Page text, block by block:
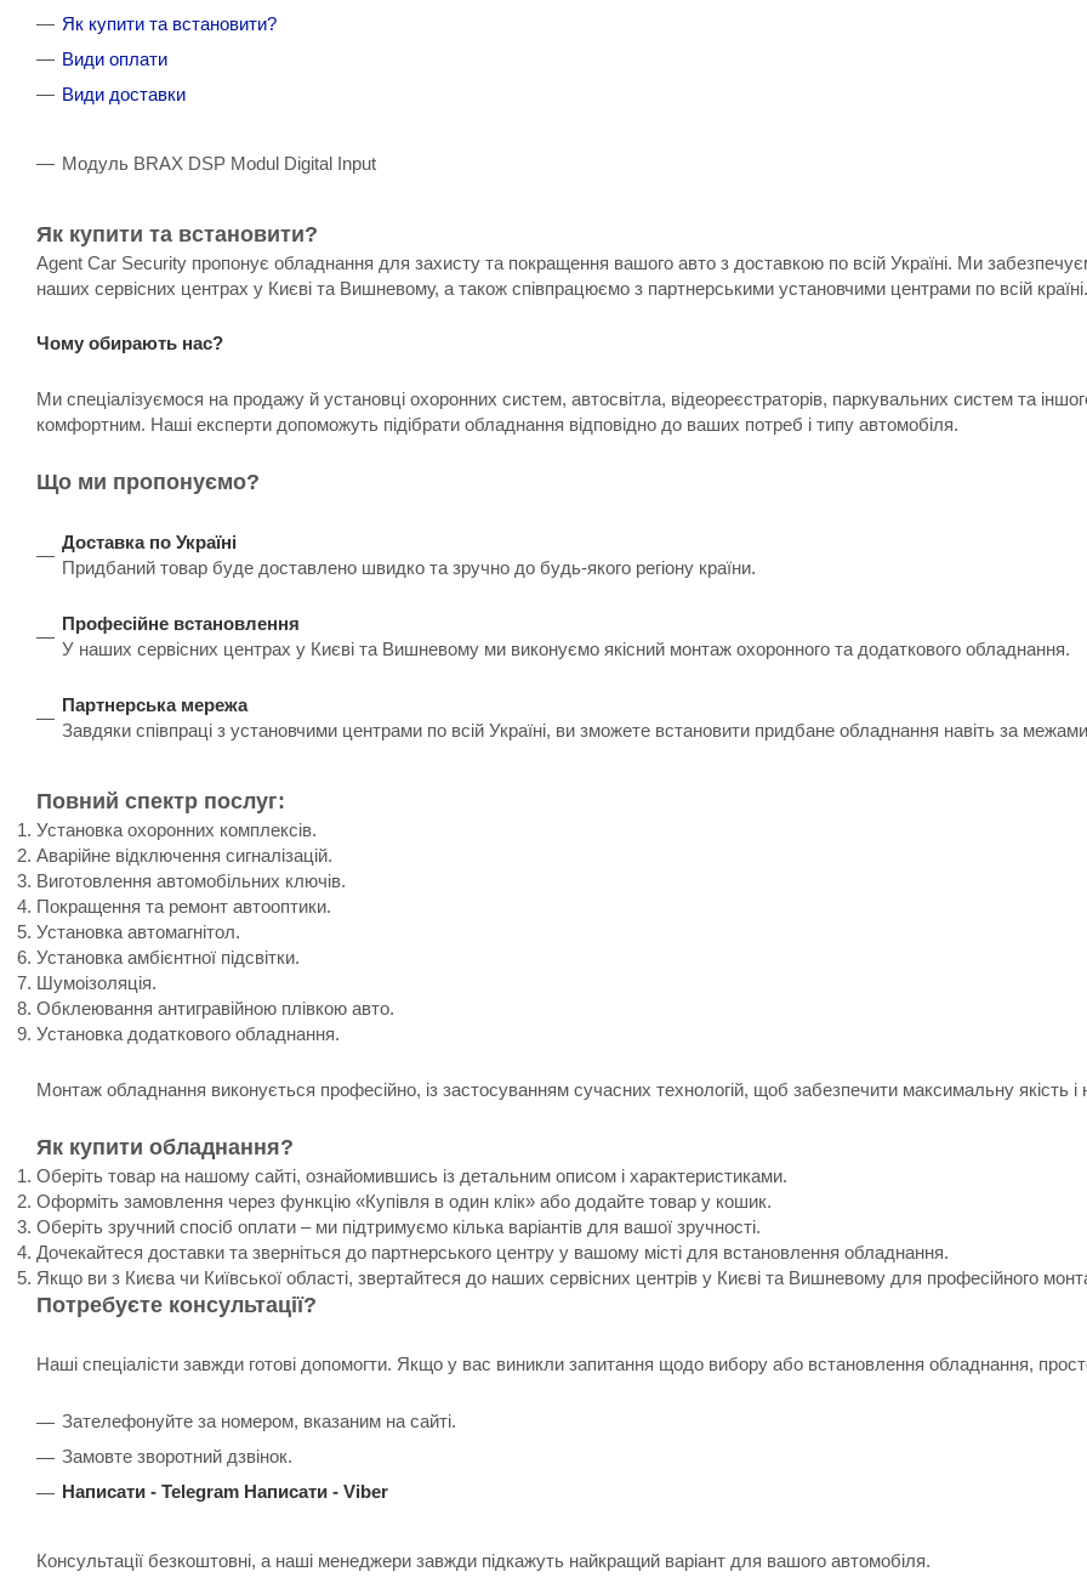
Як купити та встановити?
Види оплати
Види доставки
Модуль BRAX DSP Modul Digital Input
Як купити та встановити?
Agent Car Security пропонує обладнання для захисту та покращення вашого авто з доставкою по всій Україні. Ми
наших сервісних центрах у Києві та Вишневому, а також співпрацюємо з партнерськими установчими центрами по всій країні.
Чому обирають нас?
Ми спеціалізуємося на продажу й установці охоронних систем, автосвітла, відеореєстраторів, паркувальних систем та
комфортним. Наші експерти допоможуть підібрати обладнання відповідно до ваших потреб і типу автомобіля.
Що ми пропонуємо?
Доставка по Україні
Придбаний товар буде доставлено швидко та зручно до будь-якого регіону країни.
Професійне встановлення
У наших сервісних центрах у Києві та Вишневому ми виконуємо якісний монтаж охоронного та додаткового обладнання.
Партнерська мережа
Завдяки співпраці з установчими центрами по всій Україні, ви зможете встановити придбане обладнання навіть за
Повний спектр послуг:
Установка охоронних комплексів.
Аварійне відключення сигналізацій.
Виготовлення автомобільних ключів.
Покращення та ремонт автооптики.
Установка автомагнітол.
Установка амбієнтної підсвітки.
Шумоізоляція.
Обклеювання антигравійною плівкою авто.
Установка додаткового обладнання.
Монтаж обладнання виконується професійно, із застосуванням сучасних технологій, щоб забезпечити максимальну якість і
Як купити обладнання?
Оберіть товар на нашому сайті, ознайомившись із детальним описом і характеристиками.
Оформіть замовлення через функцію «Купівля в один клік» або додайте товар у кошик.
Оберіть зручний спосіб оплати – ми підтримуємо кілька варіантів для вашої зручності.
Дочекайтеся доставки та зверніться до партнерського центру у вашому місті для встановлення обладнання.
Якщо ви з Києва чи Київської області, звертайтеся до наших сервісних центрів у Києві та Вишневому для професійного
Потребуєте консультації?
Наші спеціалісти завжди готові допомогти. Якщо у вас виникли запитання щодо вибору або встановлення обладнання,
Зателефонуйте за номером, вказаним на сайті.
Замовте зворотний дзвінок.
Написати - Telegram Написати - Viber
Консультації безкоштовні, а наші менеджери завжди підкажуть найкращий варіант для вашого автомобіля.